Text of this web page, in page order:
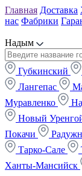
Главная Доставка
нас Фабрики
Надым
Губкинский
Лангепас
Муравленко
Новый
Покачи
Тарко-Сале
Ханты-Мансийск